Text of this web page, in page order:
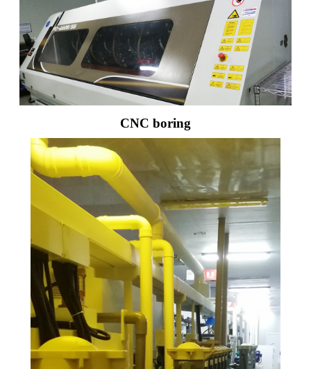
CNC boring